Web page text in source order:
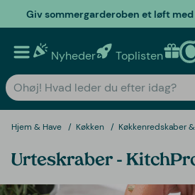
Giv sommergarderoben et løft
Nyheder Toplisten
Hjem & Have Køkken Køkkenredskaber
Urteskraber -